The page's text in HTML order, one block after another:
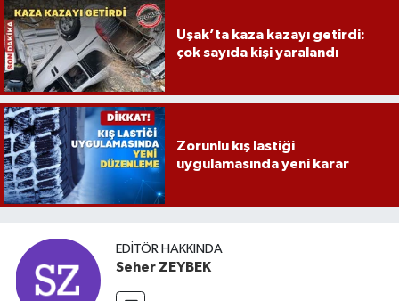
Uşak’ta kaza kazayı getirdi:
çok sayıda kişi yaralandı
Zorunlu kış lastiği
uygulamasında yeni karar
EDITÖR HAKKINDA
Seher ZEYBEK